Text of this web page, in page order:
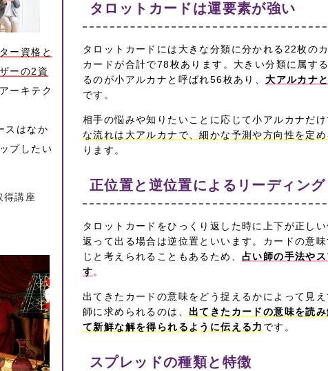
タロットカードは運要素が強い
タロットカードには大きな分類に分かれる22枚の
カードが合計で78枚あります。大きい分類に属す
るのが小アルカナと呼ばれ56枚あり、大アルカナ
です。
相手の悩みや知りたいことに応じて小アルカナだ
な流れは大アルカナで、細かな予測や方向性を定
ります。
正位置と逆位置によるリーディング
タロットカードをひっくり返した時に上下が正し
返って出る場合は逆位置といいます。カードの意
じと考えられることもあるため、 占い師の手法や
す。
出てきたカードの意味をどう捉えるかによって見
師に求められるのは、 出てきたカードの意味を読
て新鮮な解を得られるように伝える力 です。
スプレッドの種類と特徴
ー資格と
ーの2資
ーキテク
スはなか
プしたい
得講座